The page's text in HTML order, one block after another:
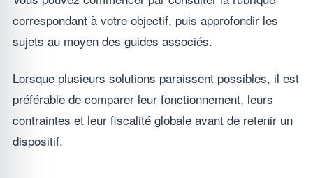
correspondant à votre objectif, puis approfondir les
sujets au moyen des guides associés.
Lorsque plusieurs solutions paraissent possibles, il est
préférable de comparer leur fonctionnement, leurs
contraintes et leur fiscalité globale avant de retenir un
dispositif.